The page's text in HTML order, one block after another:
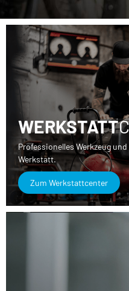
WERKSTATT
Professionelles Werkzeug
Werkstatt.
Zum Werkstattcenter